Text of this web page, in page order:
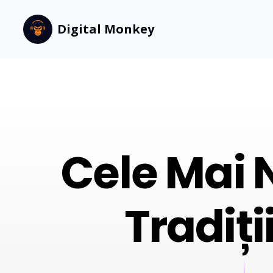
Your CompanyDigital Monkey
Digital Monkey
Cele Mai